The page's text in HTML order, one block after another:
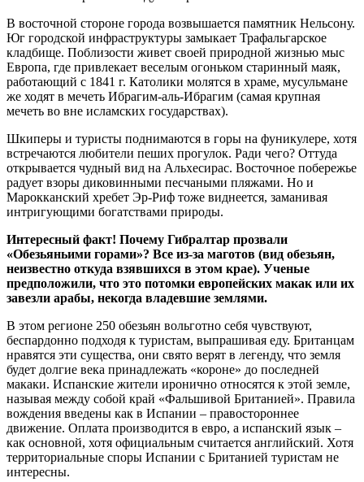
В восточной стороне города возвышается памятник Нельсону.
Юг городской инфраструктуры замыкает Трафальгарское
кладбище. Поблизости живет своей природной жизнью мыс
Европа, где привлекает веселым огоньком старинный маяк,
работающий с 1841 г. Католики молятся в храме, мусульмане
же ходят в мечеть Ибрагим-аль-Ибрагим (самая крупная
мечеть во вне исламских государствах).
Шкиперы и туристы поднимаются в горы на фуникулере, хотя
встречаются любители пеших прогулок. Ради чего? Оттуда
открывается чудный вид на Альхесирас. Восточное побережье
радует взоры диковинными песчаными пляжами. Но и
Марокканский хребет Эр-Риф тоже виднеется, заманивая
интригующими богатствами природы.
Интересный факт! Почему Гибралтар прозвали
«Обезьяньими горами»? Все из-за маготов (вид обезьян,
неизвестно откуда взявшихся в этом крае). Ученые
предположили, что это потомки европейских макак или их
завезли арабы, некогда владевшие землями.
В этом регионе 250 обезьян вольготно себя чувствуют,
беспардонно подходя к туристам, выпрашивая еду. Британцам
нравятся эти существа, они свято верят в легенду, что земля
будет долгие века принадлежать «короне» до последней
макаки. Испанские жители иронично относятся к этой земле,
называя между собой край «Фальшивой Британией». Правила
вождения введены как в Испании – правостороннее
движение. Оплата производится в евро, а испанский язык –
как основной, хотя официальным считается английский. Хотя
территориальные споры Испании с Британией туристам не
интересны.